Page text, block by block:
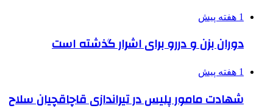
1 هفته پیش
دوران بزن و دررو برای اشرار گذشته است
1 هفته پیش
شهادت مامور پلیس در تیراندازی قاچاقچیان سلاح